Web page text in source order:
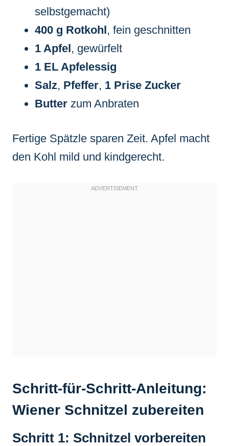
selbstgemacht)
400 g Rotkohl, fein geschnitten
1 Apfel, gewürfelt
1 EL Apfelessig
Salz, Pfeffer, 1 Prise Zucker
Butter zum Anbraten
Fertige Spätzle sparen Zeit. Apfel macht
den Kohl mild und kindgerecht.
Schritt-für-Schritt-Anleitung:
Wiener Schnitzel zubereiten
Schritt 1: Schnitzel vorbereiten